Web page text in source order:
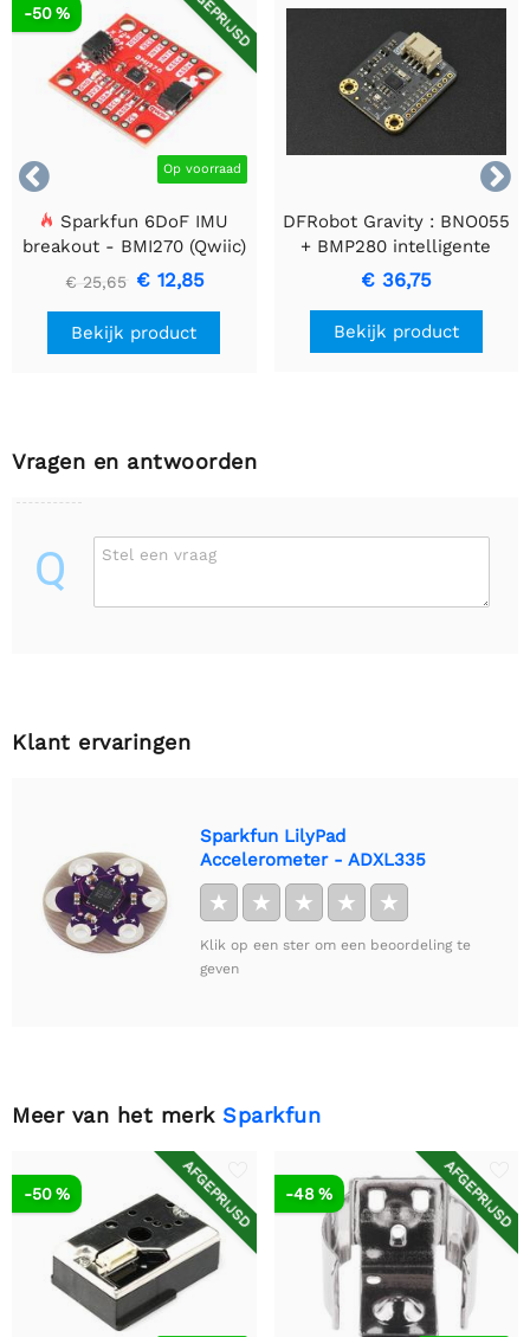

 Op voorraad
-50 %
Sparkfun 6DoF IMU
breakout - BMI270 (Qwiic)
€ 25,65 € 12,85
Bekijk product
DFRobot Gravity : BNO055
+ BMP280 intelligente
10DOF AHRS
€ 36,75
Bekijk product
Vragen en antwoorden
Q Stel een vraag
Klant ervaringen
Sparkfun LilyPad
Accelerometer - ADXL335
★ ★ ★ ★ ★
Klik op een ster om een beoordeling te
geven
Meer van het merk Sparkfun
AFGEPRIJSD
-50 % AFGEPRIJSD
-48 %